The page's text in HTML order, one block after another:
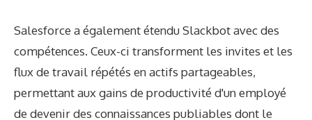
Salesforce a également étendu Slackbot avec des
compétences. Ceux-ci transforment les invites et les
flux de travail répétés en actifs partageables,
permettant aux gains de productivité d'un employé
de devenir des connaissances publiables dont le